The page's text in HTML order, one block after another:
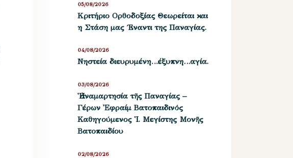
Kριτήριο Oρθοδοξίας Θεωρείται και
η Στάση μας ΄Εναντι της Παναγίας.
05/08/2026
Νηστεία διευρυμένη…έξυπνη…αγία.
04/08/2026
Ἡ ἀναμαρτησία τῆς Παναγίας –
Γέρων Ἐφραίμ Βατοπαιδινός
Καθηγούμενος Ἱ. Μεγίστης Μονῆς
Βατοπαιδίου
03/08/2026
02/08/2026